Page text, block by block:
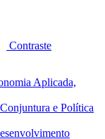
Contraste
Aplicada,
e Política